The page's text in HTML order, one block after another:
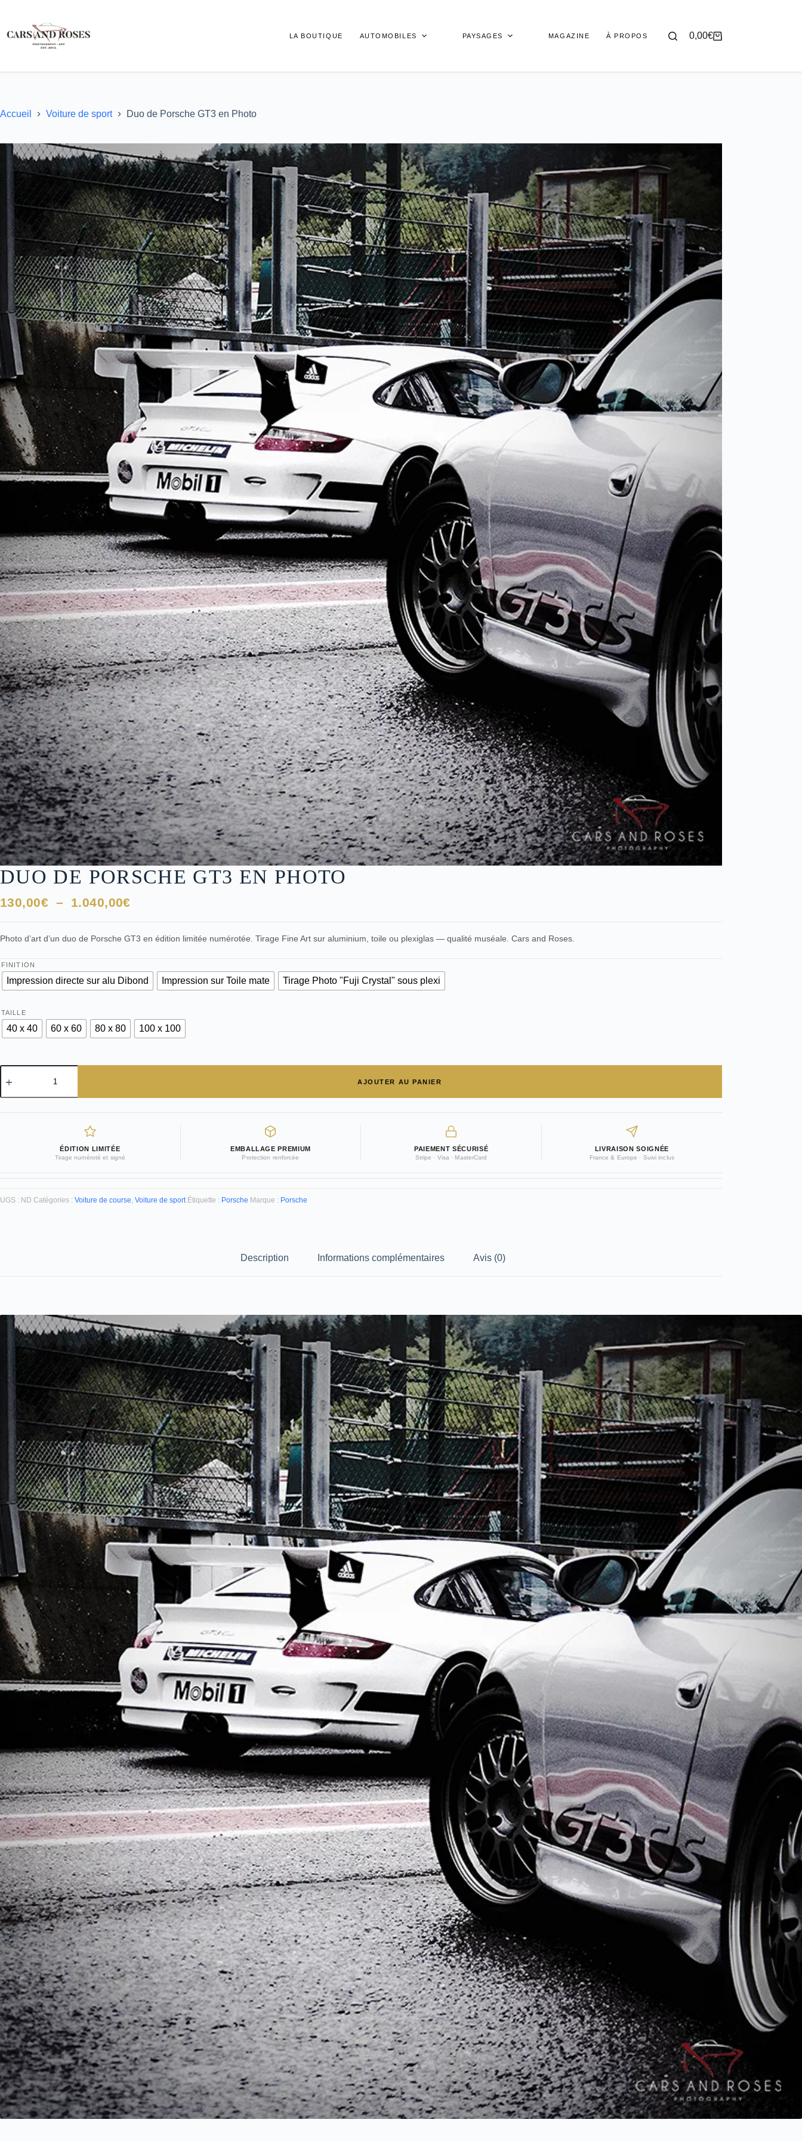
contenu
LA BOUTIQUE AUTOMOBILES PAYSAGES MAGAZINE À PROPOS
Panier
0,00€
Accueil Voiture de sport Duo de Porsche GT3 en Photo
DUO DE PORSCHE GT3 EN PHOTO
130,00€ – 1.040,00€Plage
130,00€
à
1.040,00€
Photo d’art d’un duo de Porsche GT3 en édition limitée numérotée. Tirage Fine Art sur aluminium, toile ou plexiglas — qualité muséale. Cars and Roses.
FINITION
Impression directe sur alu Dibond Impression sur Toile mate Tirage Photo "Fuji Crystal" sous plexi
TAILLE
40 x 40 60 x 60 80 x 80 100 x 100
quantité
de
de
Porsche
AJOUTER AU PANIER
ÉDITION LIMITÉE
Tirage numéroté et signé
EMBALLAGE PREMIUM
Protection renforcée
PAIEMENT SÉCURISÉ
Stripe · Visa · MasterCard
LIVRAISON SOIGNÉE
France & Europe · Suivi inclus
UGS : ND Catégories : Voiture de course, Voiture de sport Étiquette : Porsche Marque : Porsche
Description Informations complémentaires Avis (0)